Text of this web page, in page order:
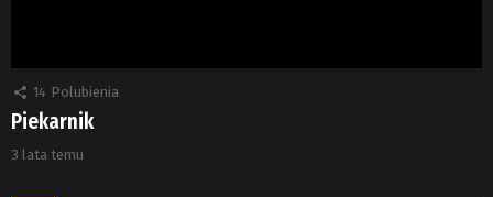
14 Polubienia
Piekarnik
3 lata temu